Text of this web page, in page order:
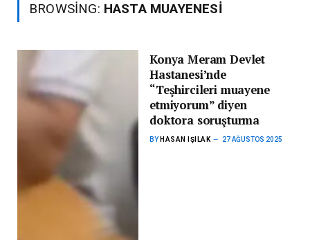
BROWSING: HASTA MUAYENESI
Konya Meram Devlet
Hastanesi’nde
“Teşhircileri muayene
etmiyorum” diyen
doktora soruşturma
BY HASAN IŞILAK 27 AĞUSTOS 2025